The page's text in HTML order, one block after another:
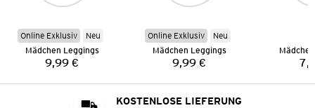
Online Exklusiv
Neu
Mädchen Leggings
Preis:
9,99 €
Online Exklusiv
Neu
Mädchen Leggings
Preis:
9,99 €
KOSTENLOSE LIEFERUNG